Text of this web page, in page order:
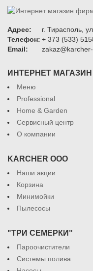
Адрес:
г. Тирасполь,
Телефон: + 373 (533)
Email:
ИНТЕРНЕТ МАГАЗИН
Меню
Professional
Home & Garden
Сервисный центр
О компании
KARCHER ООО
Наши акции
Корзина
Минимойки
Пылесосы
"ТРИ СЕМЕРКИ"
Пароочистители
Системы полива